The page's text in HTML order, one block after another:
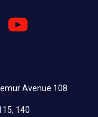
Avenue 108
140